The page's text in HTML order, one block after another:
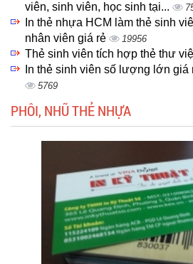
viên, sinh viên, học sinh tại...
In thẻ nhựa HCM làm thẻ sinh
nhân viên giá rẻ
19956
Thẻ sinh viên tích hợp thẻ thư
In thẻ sinh viên số lượng lớn giá
5769
PHÔI, NHŨ THẺ NHỰA